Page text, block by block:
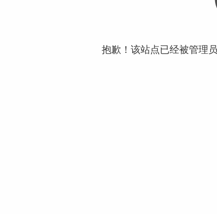
抱歉！该站点已经被管理